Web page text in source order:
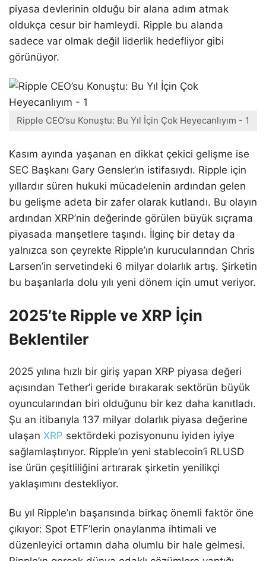
piyasa devlerinin olduğu bir alana adım atmak
oldukça cesur bir hamleydi. Ripple bu alanda
sadece var olmak değil liderlik hedefliyor gibi
görünüyor.
Ripple CEO’su Konuştu: Bu Yıl İçin Çok Heyecanlıyım - 1
Kasım ayında yaşanan en dikkat çekici gelişme ise
SEC Başkanı Gary Gensler’ın istifasıydı. Ripple için
yıllardır süren hukuki mücadelenin ardından gelen
bu gelişme adeta bir zafer olarak kutlandı. Bu olayın
ardından XRP’nin değerinde görülen büyük sıçrama
piyasada manşetlere taşındı. İlginç bir detay da
yalnızca son çeyrekte Ripple’ın kurucularından Chris
Larsen’in servetindeki 6 milyar dolarlık artış. Şirketin
bu başarılarla dolu yılı yeni dönem için umut veriyor.
2025’te Ripple ve XRP İçin
Beklentiler
2025 yılına hızlı bir giriş yapan XRP piyasa değeri
açısından Tether’i geride bırakarak sektörün büyük
oyuncularından biri olduğunu bir kez daha kanıtladı.
Şu an itibarıyla 137 milyar dolarlık piyasa değerine
ulaşan XRP sektördeki pozisyonunu iyiden iyiye
sağlamlaştırıyor. Ripple’ın yeni stablecoin’i RLUSD
ise ürün çeşitliliğini artırarak şirketin yenilikçi
yaklaşımını destekliyor.
Bu yıl Ripple’ın başarısında birkaç önemli faktör öne
çıkıyor: Spot ETF’lerin onaylanma ihtimali ve
düzenleyici ortamın daha olumlu bir hale gelmesi.